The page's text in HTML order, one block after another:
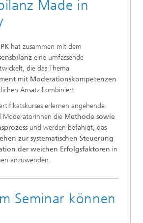
Made in
hat zusammen mit dem
eine umfassende
die das Thema
mit Moderationskompetenzen
Ansatz kombiniert.
erlernen angehende
Moderatorinnen die Methode sowie
und werden befähigt, das
zur systematischen Steuerung
der weichen Erfolgsfaktoren in
anzuwenden.
Seminar können